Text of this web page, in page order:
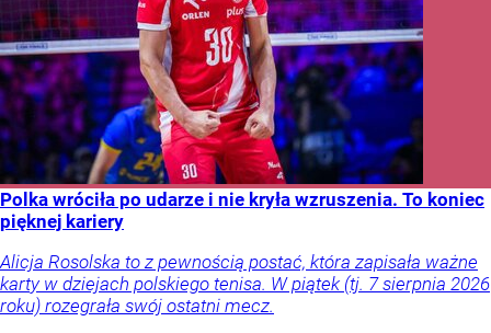
Polka wróciła po udarze i nie kryła wzruszenia. To koniec
pięknej kariery
Alicja Rosolska to z pewnością postać, która zapisała ważne
karty w dziejach polskiego tenisa. W piątek (tj. 7 sierpnia 2026
roku) rozegrała swój ostatni mecz.